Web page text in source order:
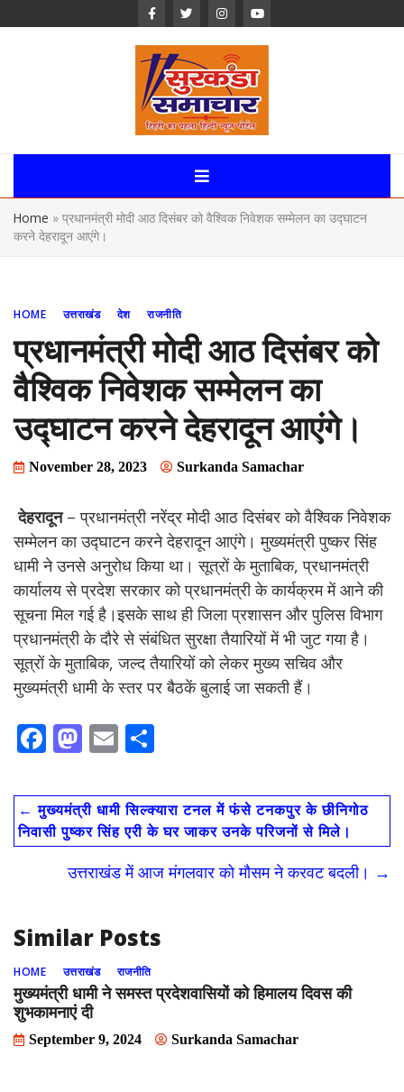
Surkanda
Samachar:
Uttarakhand,
News Portal
Home » प्रधानमंत्री मोदी आठ दिसंबर को वैश्विक निवेशक सम्मेलन का उद्घाटन
करने देहरादून आएंगे।
HOME उत्तराखंड देश राजनीति
प्रधानमंत्री मोदी आठ दिसंबर को
वैश्विक निवेशक सम्मेलन का
उद्घाटन करने देहरादून आएंगे।
November 28, 2023 Surkanda Samachar
देहरादून– प्रधानमंत्री नरेंद्र मोदी आठ दिसंबर को वैश्विक निवेशक
सम्मेलन का उद्घाटन करने देहरादून आएंगे। मुख्यमंत्री पुष्कर सिंह
धामी ने उनसे अनुरोध किया था। सूत्रों के मुताबिक, प्रधानमंत्री
कार्यालय से प्रदेश सरकार को प्रधानमंत्री के कार्यक्रम में आने की
सूचना मिल गई है।इसके साथ ही जिला प्रशासन और पुलिस विभाग
प्रधानमंत्री के दौरे से संबंधित सुरक्षा तैयारियों में भी जुट गया है।
सूत्रों के मुताबिक, जल्द तैयारियों को लेकर मुख्य सचिव और
मुख्यमंत्री धामी के स्तर पर बैठकें बुलाई जा सकती हैं।
F
e
b
o
M
to
d
o
n
E
ai
l
ar
e
← मुख्यमंत्री धामी सिल्क्यारा टनल में फंसे टनकपुर के छीनिगोठ
निवासी पुष्कर सिंह एरी के घर जाकर उनके परिजनों से मिले।
उत्तराखंड में आज मंगलवार को मौसम ने करवट बदली। →
Similar Posts
HOME उत्तराखंड राजनीति
मुख्यमंत्री धामी ने समस्त प्रदेशवासियों को हिमालय दिवस की
शुभकामनाएं दी
September 9, 2024 Surkanda Samachar